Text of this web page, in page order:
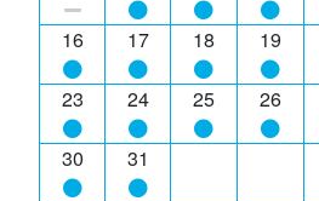
16 17 18 19
23 24 25 26
30 31